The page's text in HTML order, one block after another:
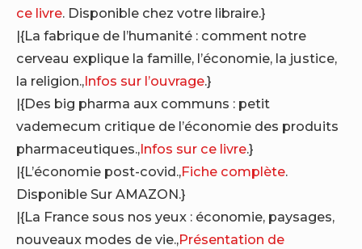
ce livre. Disponible chez votre libraire.}
|{La fabrique de l’humanité : comment notre
cerveau explique la famille, l’économie, la justice,
la religion.,Infos sur l’ouvrage.}
|{Des big pharma aux communs : petit
vademecum critique de l’économie des produits
pharmaceutiques.,Infos sur ce livre.}
|{L’économie post-covid.,Fiche complète.
Disponible Sur AMAZON.}
|{La France sous nos yeux : économie, paysages,
nouveaux modes de vie.,Présentation de